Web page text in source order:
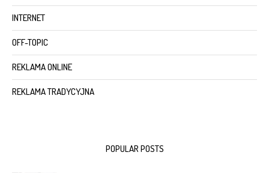
INTERNET
OFF-TOPIC
REKLAMA ONLINE
REKLAMA TRADYCYJNA
POPULAR POSTS